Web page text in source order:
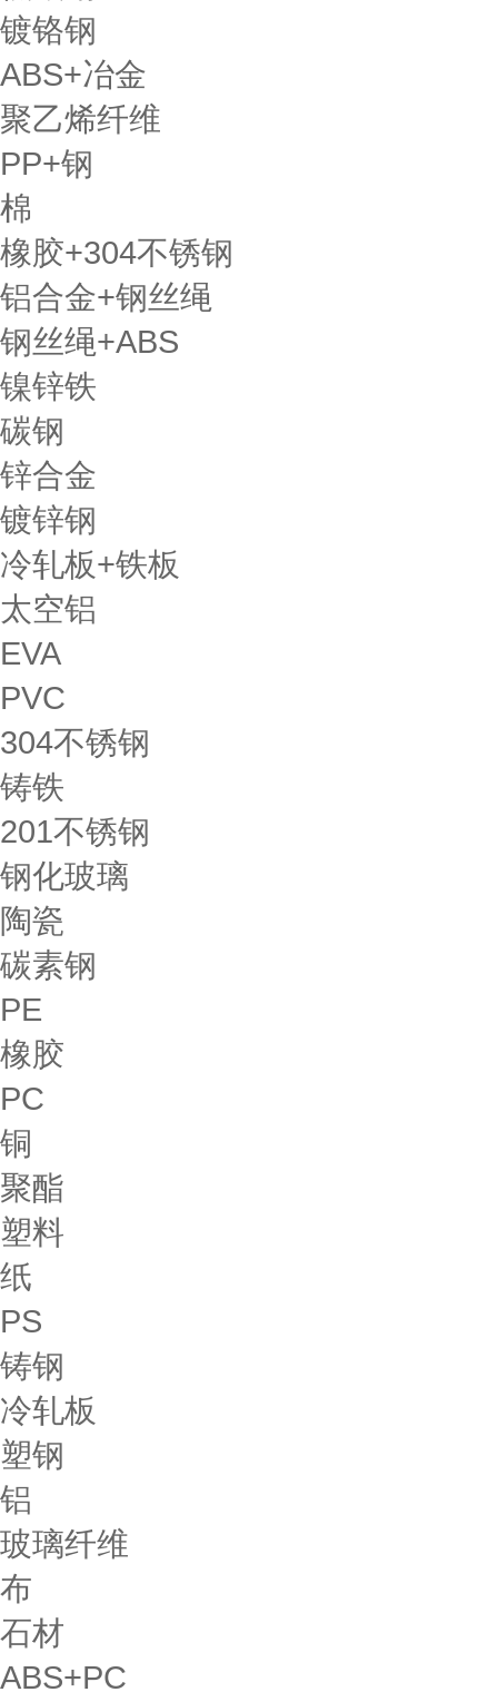
镀铬钢
ABS+冶金
聚乙烯纤维
PP+钢
棉
橡胶+304不锈钢
铝合金+钢丝绳
钢丝绳+ABS
镍锌铁
碳钢
锌合金
镀锌钢
冷轧板+铁板
太空铝
EVA
PVC
304不锈钢
铸铁
201不锈钢
钢化玻璃
陶瓷
碳素钢
PE
橡胶
PC
铜
聚酯
塑料
纸
PS
铸钢
冷轧板
塑钢
铝
玻璃纤维
布
石材
ABS+PC